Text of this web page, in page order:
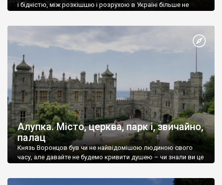
і бідністю, між розкішшю і розрухою в Україні більше не
Алупка. Місто, церква, парк і, звичайно,
палац
Князь Воронцов був чи не найвідомішою людиною свого
часу, але давайте не будемо кривити душею – чи знали ви це